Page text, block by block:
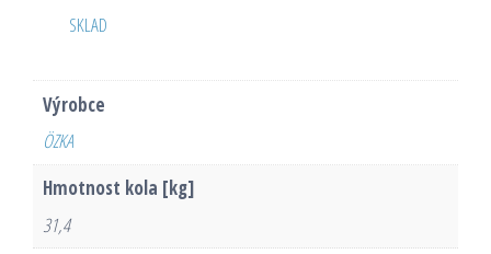
SKLAD
Výrobce
ÖZKA
Hmotnost kola [kg]
31,4